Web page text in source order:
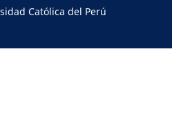
Católica del Perú